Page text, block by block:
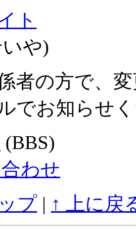
ト
や)
者の方で、
でお知らせ
(BBS)
わせ
プ | ↑ 上に戻